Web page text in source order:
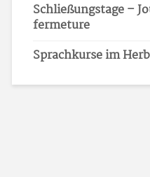
Schließungstage –
fermeture
Sprachkurse im